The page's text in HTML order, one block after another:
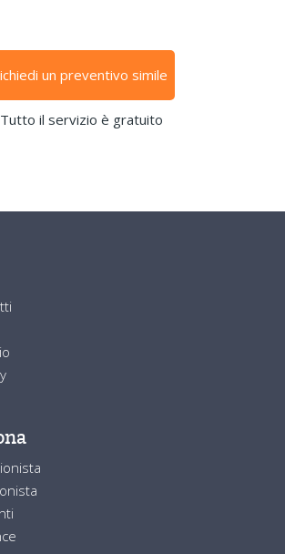
un preventivo simile
Tutto il servizio è gratuito